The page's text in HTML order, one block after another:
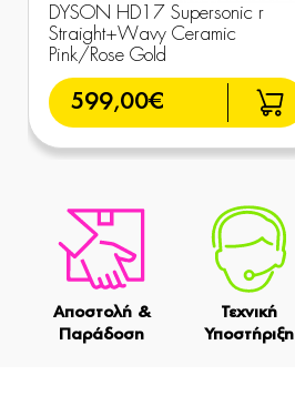
DYSON HD17 Supersonic r
Straight+Wavy Ceramic
Pink/Rose Gold
599,00€
Αποστολή &
Παράδοση
Τεχνική
Υποστήριξη